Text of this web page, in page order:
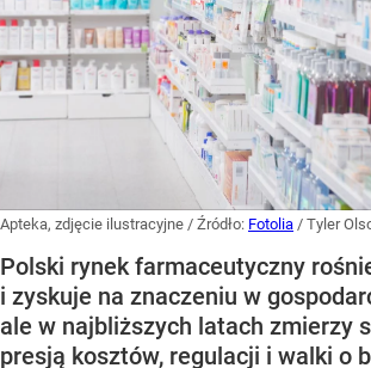
Apteka, zdjęcie ilustracyjne / Źródło: Fotolia / Tyler
Polski rynek farmaceutyczny
i zyskuje na znaczeniu w
ale w najbliższych latach zmierzy
presją kosztów, regulacji i walki o